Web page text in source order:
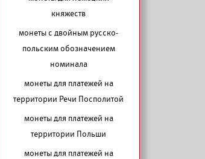
княжеств
монеты с двойным русско-
польским обозначением
номинала
монеты для платежей на
территории Речи Посполитой
монеты для платежей на
территории Польши
монеты для платежей на